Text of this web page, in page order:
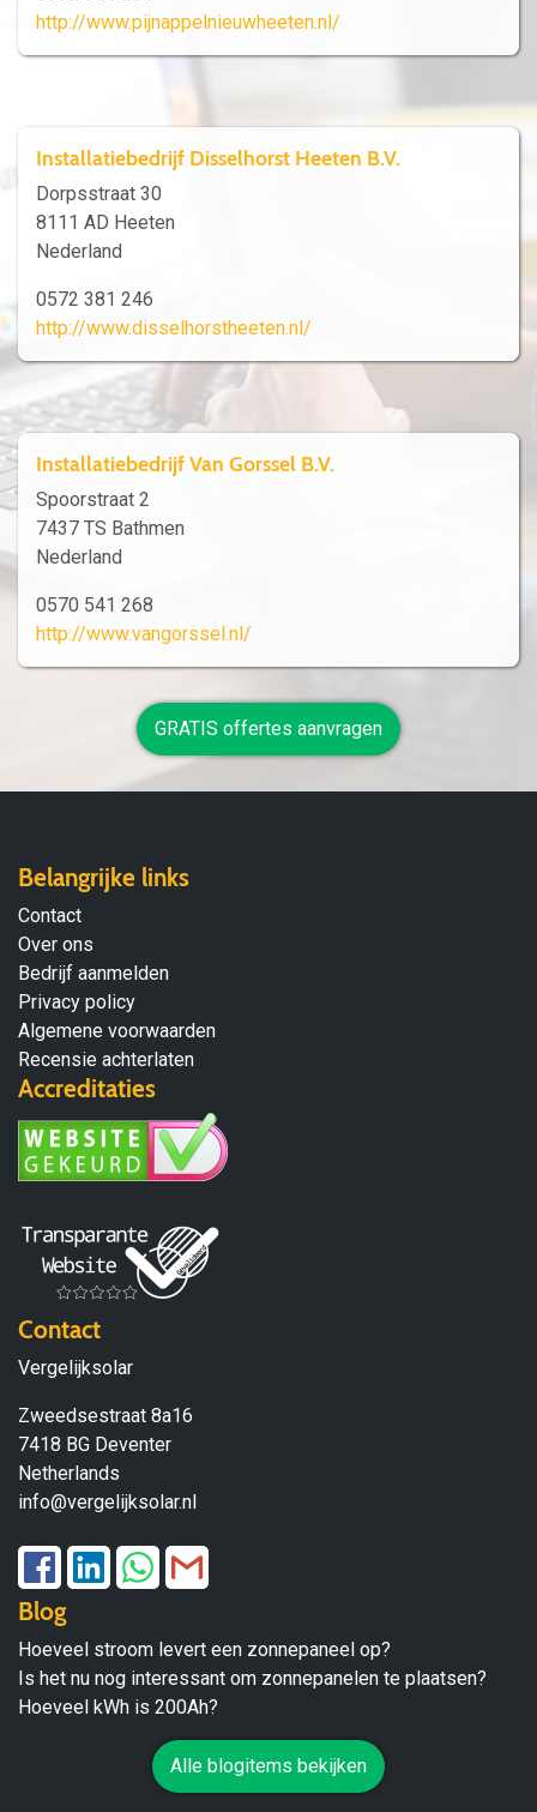
http://www.pijnappelnieuwheeten.nl/
Installatiebedrijf Disselhorst Heeten B.V.
Dorpsstraat 30
8111 AD Heeten
Nederland
0572 381 246
http://www.disselhorstheeten.nl/
Installatiebedrijf Van Gorssel B.V.
Spoorstraat 2
7437 TS Bathmen
Nederland
0570 541 268
http://www.vangorssel.nl/
GRATIS offertes aanvragen
Belangrijke links
Contact
Over ons
Bedrijf aanmelden
Privacy policy
Algemene voorwaarden
Recensie achterlaten
Accreditaties
Contact
Vergelijksolar
Zweedsestraat 8a16
7418 BG Deventer
Netherlands
info@vergelijksolar.nl
Blog
Hoeveel stroom levert een zonnepaneel op?
Is het nu nog interessant om zonnepanelen te plaatsen?
Hoeveel kWh is 200Ah?
Alle blogitems bekijken